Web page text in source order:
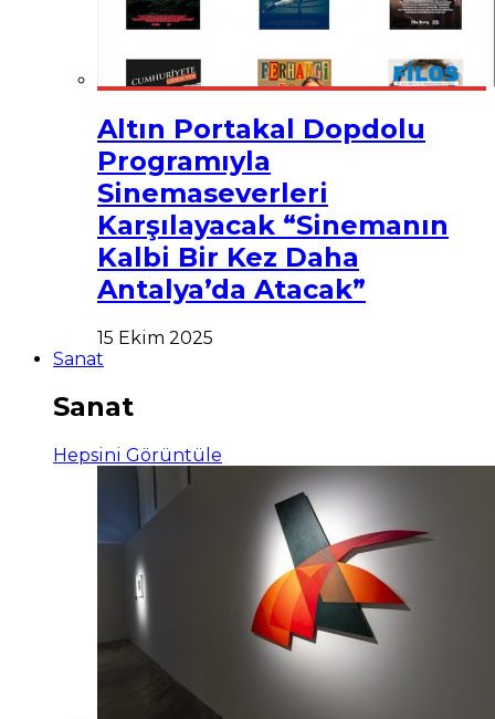
Altın Portakal Dopdolu
Programıyla
Sinemaseverleri
Karşılayacak “Sinemanın
Kalbi Bir Kez Daha
Antalya’da Atacak”
15 Ekim 2025
Sanat
Sanat
Hepsini Görüntüle